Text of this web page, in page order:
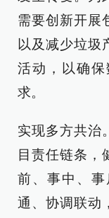
需要创新开展
以及减少垃圾
活动，以确
求。
实现多方共治
目责任链条，
前、事中、
通、协调联动